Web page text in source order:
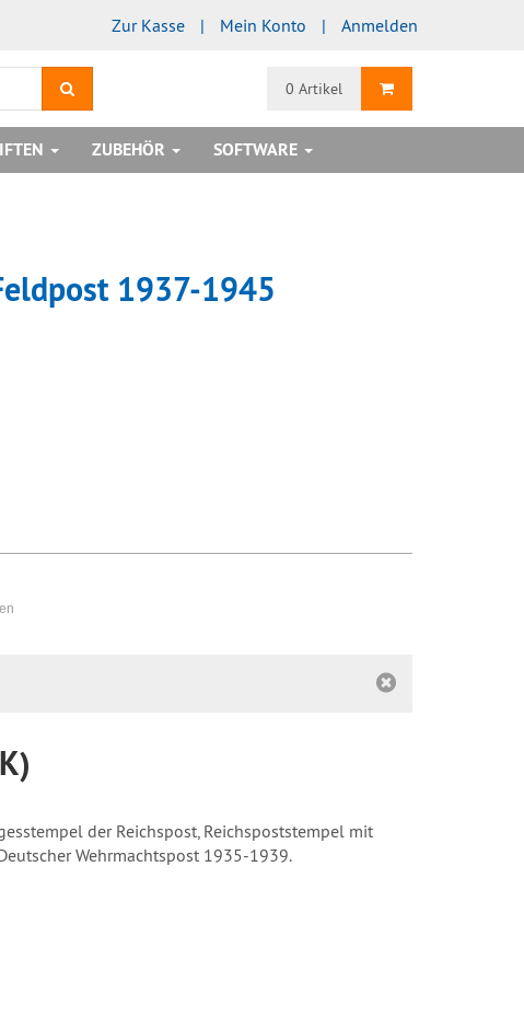
Zur Kasse Mein Konto Anmelden
0 Artikel Warenkorb
ZUBEHÖR SOFTWARE
1937-1945
der Reichspost, Reichspoststempel mit
Wehrmachtspost 1935-1939.